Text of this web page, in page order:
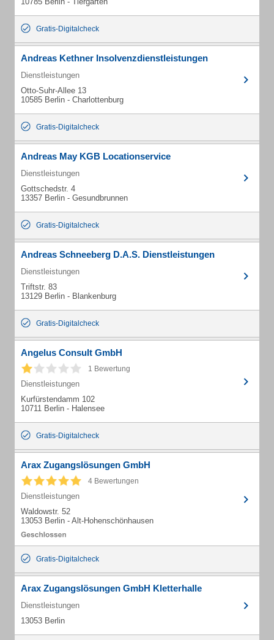
Gratis-Digitalcheck
Andreas Kethner Insolvenzdienstleistungen
Dienstleistungen
Otto-Suhr-Allee 13
10585 Berlin - Charlottenburg
Gratis-Digitalcheck
Andreas May KGB Locationservice
Dienstleistungen
Gottschedstr. 4
13357 Berlin - Gesundbrunnen
Gratis-Digitalcheck
Andreas Schneeberg D.A.S. Dienstleistungen
Dienstleistungen
Triftstr. 83
13129 Berlin - Blankenburg
Gratis-Digitalcheck
Angelus Consult GmbH
1 Bewertung
Dienstleistungen
Kurfürstendamm 102
10711 Berlin - Halensee
Gratis-Digitalcheck
Arax Zugangslösungen GmbH
4 Bewertungen
Dienstleistungen
Waldowstr. 52
13053 Berlin - Alt-Hohenschönhausen
Gratis-Digitalcheck
Arax Zugangslösungen GmbH Kletterhalle
Dienstleistungen
13053 Berlin